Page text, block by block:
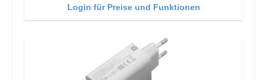
Login für Preise und Funktionen